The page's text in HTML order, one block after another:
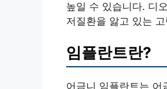
높일 수 있습니다. 디
저질환을 앓고 있는
임플란트란?
어금니 임플란트는 어